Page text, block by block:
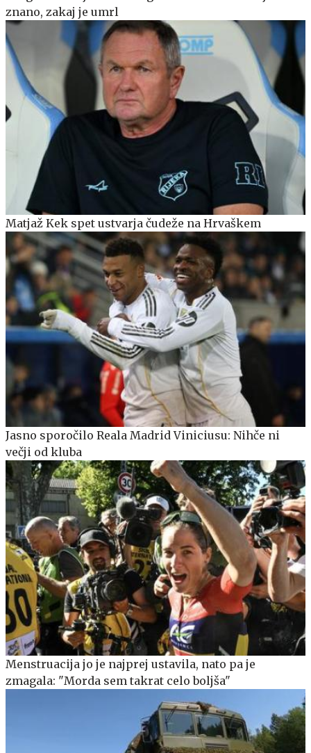
znano, zakaj je umrl
Matjaž Kek spet ustvarja čudeže na Hrvaškem
Jasno sporočilo Reala Madrid Viniciusu: Nihče ni
večji od kluba
Menstruacija jo je najprej ustavila, nato pa je
zmagala: "Morda sem takrat celo boljša"